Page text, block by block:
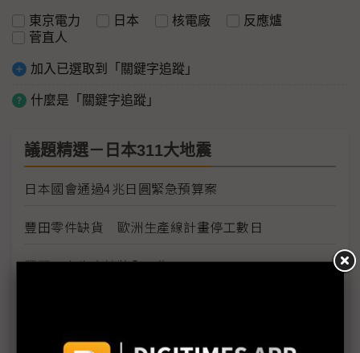
東京電力 日本 核電廠
反應爐
菅直人
加入已選取到「關鍵字追蹤」
什麼是「關鍵字追蹤」
議題精選－日本311大地震
日本國會通過4兆日圓緊急預算案
豐田零件缺貨 歐洲生產線計畫停工數日
豐田日本生產線將全面復工
需求疲弱加上日震 福特3廠臨時停工1週